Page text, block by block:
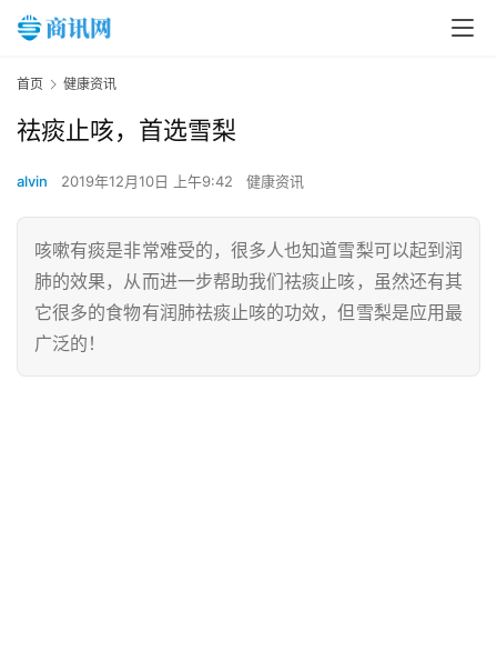
首页 健康资讯
祛痰止咳，首选雪梨
alvin 2019年12月10日 上午9:42 健康资讯
咳嗽有痰是非常难受的，很多人也知道雪梨可以起到润
肺的效果，从而进一步帮助我们祛痰止咳，虽然还有其
它很多的食物有润肺祛痰止咳的功效，但雪梨是应用最
广泛的！